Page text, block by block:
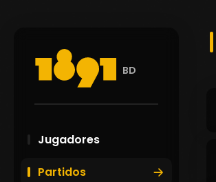
BD
Jugadores
Partidos